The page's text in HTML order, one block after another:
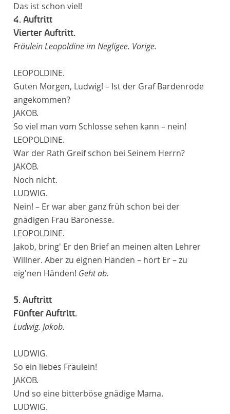
Das ist schon viel!
4. Auftritt
Vierter Auftritt.
Fräulein Leopoldine im Negligee. Vorige.
LEOPOLDINE.
Guten Morgen, Ludwig! – Ist der Graf Bardenrode
angekommen?
JAKOB.
So viel man vom Schlosse sehen kann – nein!
LEOPOLDINE.
War der Rath Greif schon bei Seinem Herrn?
JAKOB.
Noch nicht.
LUDWIG.
Nein! – Er war aber ganz früh schon bei der
gnädigen Frau Baronesse.
LEOPOLDINE.
Jakob, bring' Er den Brief an meinen alten Lehrer
Willner. Aber zu eignen Händen – hört Er – zu
eig'nen Händen! Geht ab.
5. Auftritt
Fünfter Auftritt.
Ludwig. Jakob.
LUDWIG.
So ein liebes Fräulein!
JAKOB.
Und so eine bitterböse gnädige Mama.
LUDWIG.